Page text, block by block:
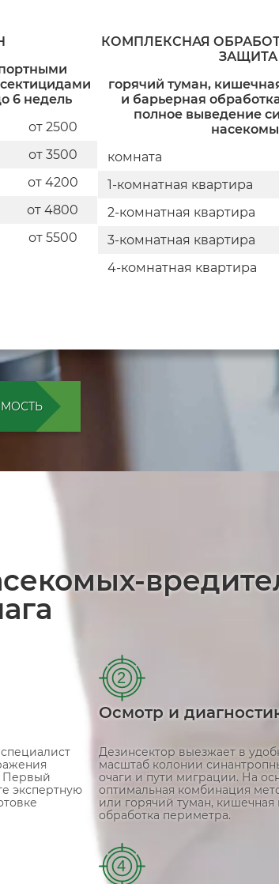
6 недель
от 2500
от 3500
от 4200
от 4800
от 5500
КОМПЛЕКСНАЯ
ЗАЩИТА
горячий туман,
и барьерная
полное выведение
комната
1-комнатная квартира
2-комнатная квартира
3-комнатная квартира
4-комнатная квартира
Первый
экспертную
2
Осмотр и
Дезинсектор выезжает в
масштаб колонии
очаги и пути миграции. На
оптимальная комбинация
или горячий туман, кишечная
обработка периметра.
4